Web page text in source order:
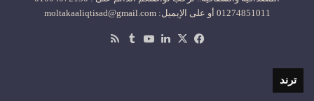
01274851011 أو على الإيميل: moltakaaliqtisad@gmail.com
فيسبوك
‫X لينكدإن‫YouTube
ترند